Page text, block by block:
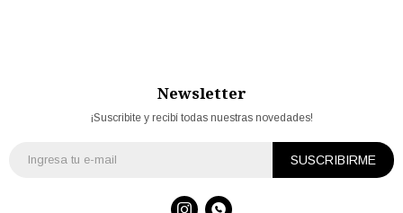
Newsletter
¡Suscribite y recibí todas nuestras novedades!
SUSCRIBIRME
 